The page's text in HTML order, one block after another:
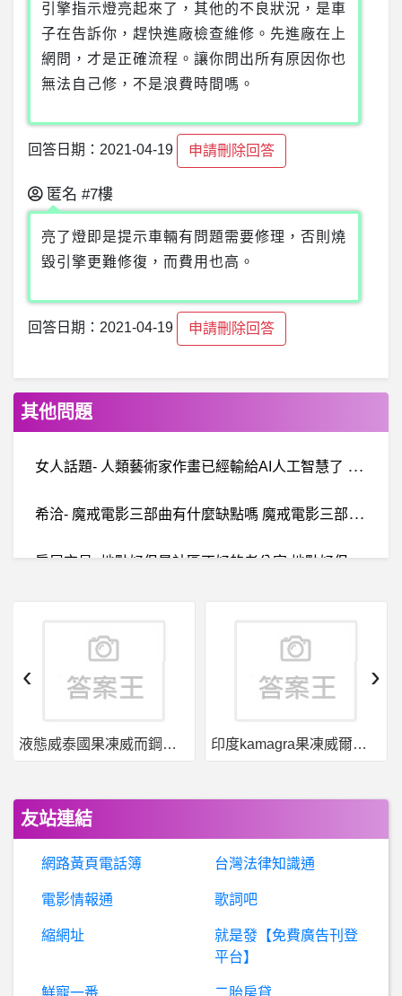
引擎指示燈亮起來了，其他的不良狀況，是車
子在告訴你，趕快進廠檢查維修。先進廠在上
網問，才是正確流程。讓你問出所有原因你也
無法自己修，不是浪費時間嗎。
回答日期：2021-04-19 申請刪除回答
匿名 #7樓
亮了燈即是提示車輛有問題需要修理，否則燒
毀引擎更難修復，而費用也高。
回答日期：2021-04-19 申請刪除回答
其他問題
女
人話題- 人類藝術家作畫已經輸給AI人工智慧了 人類藝術家作畫已經輸給AI人工智慧了
希
洽- 魔戒電影三部曲有什麼缺點嗎 魔戒電影三部曲有什麼缺點嗎
房
屋交易- 地點好但是社區不好的老公寓 地點好但是社區不好的老公寓
暗
黑破壞神 - D3,D2,D1- D4 電法的減傷傳奇特效該選哪個？ D4 電法的減傷傳奇特效該選哪個？
棒球- 蘇智傑今年的開轟率 蘇智傑今年的開轟率
王
毅：俄烏必須「不預斷結果」地堅持對話，布林肯：不會讓普京「逍遙法外」
希
洽- 日本神社文化來台發展會如何？ 日本神社文化來台發展會如何？
美
國籃球- 熱火歷史上二比三逆轉的紀錄 熱火歷史上二比三逆轉的紀錄
B
iconomy是真是假？假投資真詐騙、Biconomy詐騙、Biconomy交易所詐騙、Biconomy詐騙APP、加密貨幣詐騙、盈利不給出金
液態威泰國果凍威而鋼哪裡買 印度kamagra果凍威爾剛用於治療男性勃起功能障礙
‹ ›
友站連結
網路黃頁電話簿 台灣法律知識通
電影情報通 歌詞吧
縮網址
就是發【免費廣告刊登
平台】
鮮寵一番 二胎房貸